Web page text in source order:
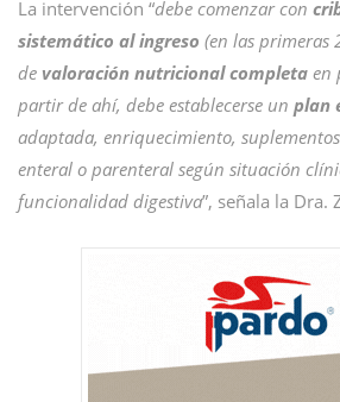
La intervención “debe comenzar con
sistemático al ingreso (en las primeras
de valoración nutricional completa en
partir de ahí, debe establecerse un plan
adaptada, enriquecimiento,
enteral o parenteral según situación
funcionalidad digestiva”, señala la Dra.